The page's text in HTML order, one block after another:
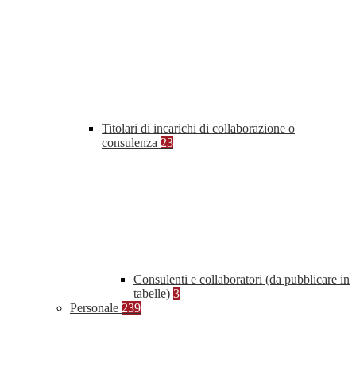
Titolari di incarichi di collaborazione o
consulenza 23
Consulenti e collaboratori (da pubblicare in
tabelle) 3
Personale 239